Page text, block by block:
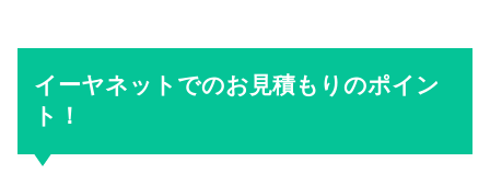
イーヤネットでのお見積もりのポイン
ト！